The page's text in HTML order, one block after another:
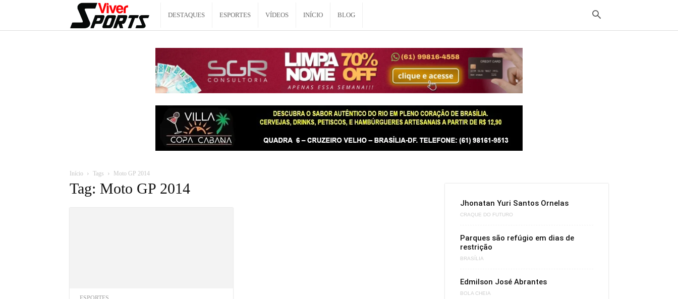
Viver
DESTAQUES ESPORTES VÍDEOS INÍCIO BLOG
Início Tags Moto GP 2014
Tag: Moto GP 2014
Jhonatan Yuri Santos Ornelas
CRAQUE DO FUTURO
Parques são refúgio em dias de
restrição
BRASÍLIA
Edmilson José Abrantes
BOLA CHEIA